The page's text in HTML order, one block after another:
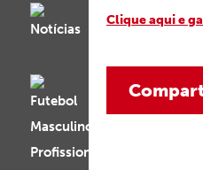
Clique aqui e